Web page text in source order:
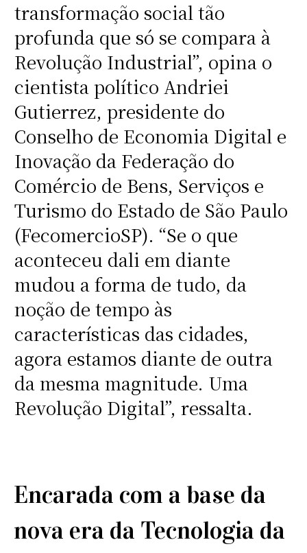
transformação social tão
profunda que só se compara à
Revolução Industrial”, opina o
cientista político Andriei
Gutierrez, presidente do
Conselho de Economia Digital e
Inovação da Federação do
Comércio de Bens, Serviços e
Turismo do Estado de São Paulo
(FecomercioSP). “Se o que
aconteceu dali em diante
mudou a forma de tudo, da
noção de tempo às
características das cidades,
agora estamos diante de outra
da mesma magnitude. Uma
Revolução Digital”, ressalta.
Encarada com a base da
nova era da Tecnologia da